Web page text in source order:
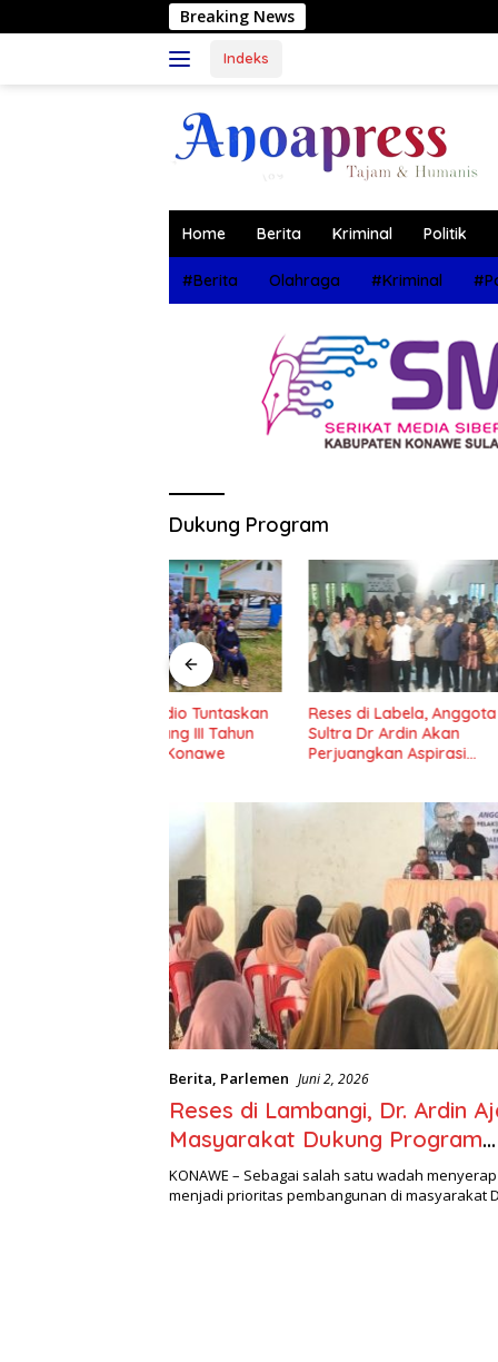
ke
Breaking News
Indeks
Home Berita Kriminal Politik
#Berita Olahraga #Kriminal
Dukung Program
Reses di Labela, Anggota DPRD
Sultra Dr Ardin Akan
Perjuangkan Aspirasi
Reses
Ajak
Berita, Parlemen Juni 2, 2026
Reses di Lambangi, Dr. Ardin
Masyarakat Dukung Program
Pembagunan Nasional
KONAWE – Sebagai salah satu wadah
menjadi prioritas pembangunan di masyarakat